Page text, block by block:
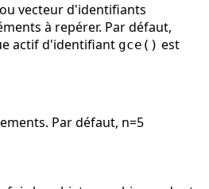
vecteur d'identifiants
à repérer. Par défaut,
actif d'identifiant gce() est
Par défaut, n=5